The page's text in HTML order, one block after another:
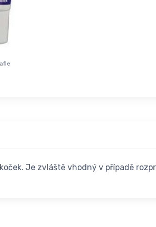
Je zvláště vhodný v případě